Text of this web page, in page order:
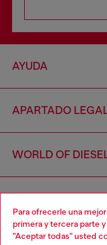
Para ofrecerle una
primera y tercera parte
"Aceptar todas" usted
AYUDA
APARTADO
WORLD OF